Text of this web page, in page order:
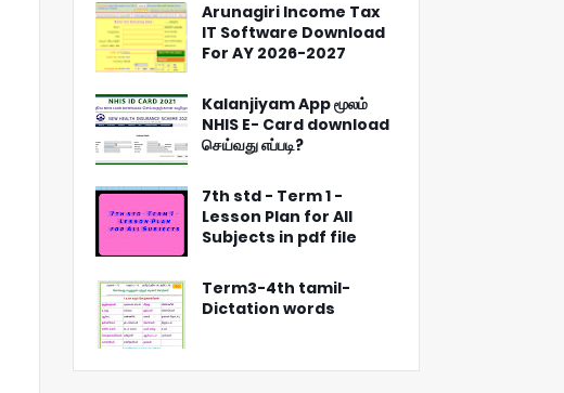
Arunagiri Income Tax
IT Software Download
For AY 2026-2027
Kalanjiyam App மூலம்
NHIS E- Card download
செய்வது எப்படி?
7th std - Term 1 -
Lesson Plan for All
Subjects in pdf file
Term3-4th tamil-
Dictation words